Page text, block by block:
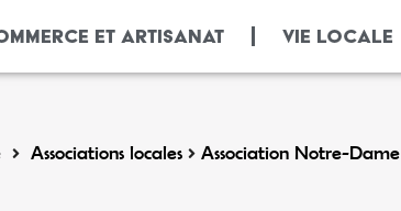
ET ARTISANAT VIE LOCALE
Associations locales Association Notre-Dame